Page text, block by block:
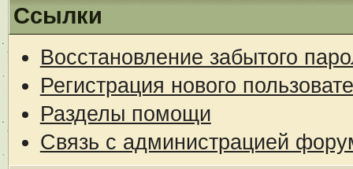
Ссылки
Восстановление забытого
Регистрация нового
Разделы помощи
Связь с администрацией